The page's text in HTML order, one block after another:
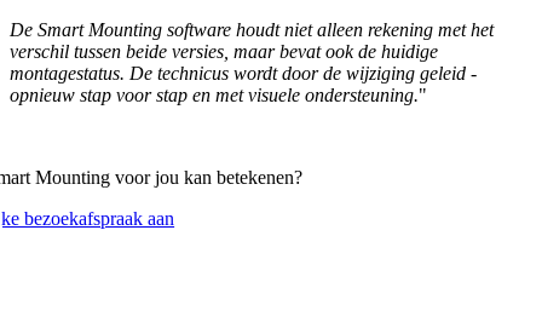
De Smart Mounting software houdt niet alleen rekening met het
verschil tussen beide versies, maar bevat ook de huidige
montagestatus. De technicus wordt door de wijziging geleid -
opnieuw stap voor stap en met visuele ondersteuning."
Mounting voor jou kan betekenen?
bezoekafspraak aan